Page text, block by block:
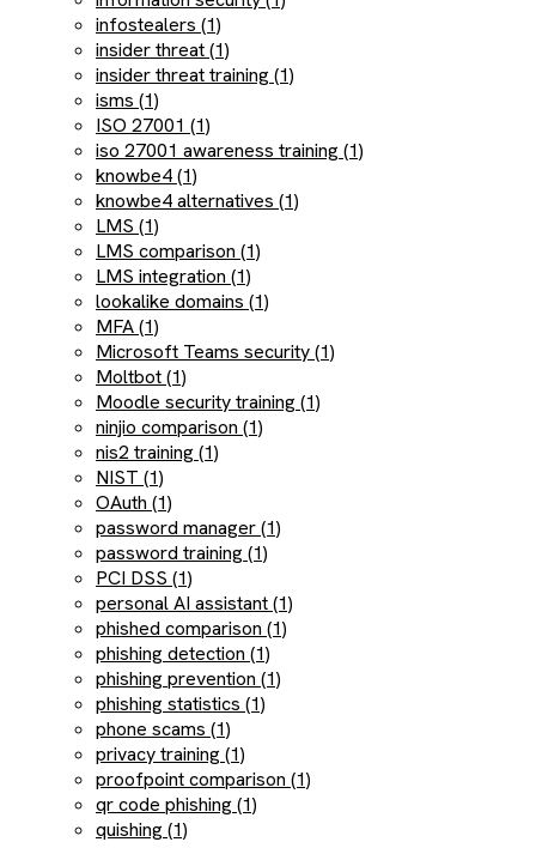
infostealers (1)
insider threat (1)
insider threat training (1)
isms (1)
ISO 27001 (1)
iso 27001 awareness training (1)
knowbe4 (1)
knowbe4 alternatives (1)
LMS (1)
LMS comparison (1)
LMS integration (1)
lookalike domains (1)
MFA (1)
Microsoft Teams security (1)
Moltbot (1)
Moodle security training (1)
ninjio comparison (1)
nis2 training (1)
NIST (1)
OAuth (1)
password manager (1)
password training (1)
PCI DSS (1)
personal AI assistant (1)
phished comparison (1)
phishing detection (1)
phishing prevention (1)
phishing statistics (1)
phone scams (1)
privacy training (1)
proofpoint comparison (1)
qr code phishing (1)
quishing (1)